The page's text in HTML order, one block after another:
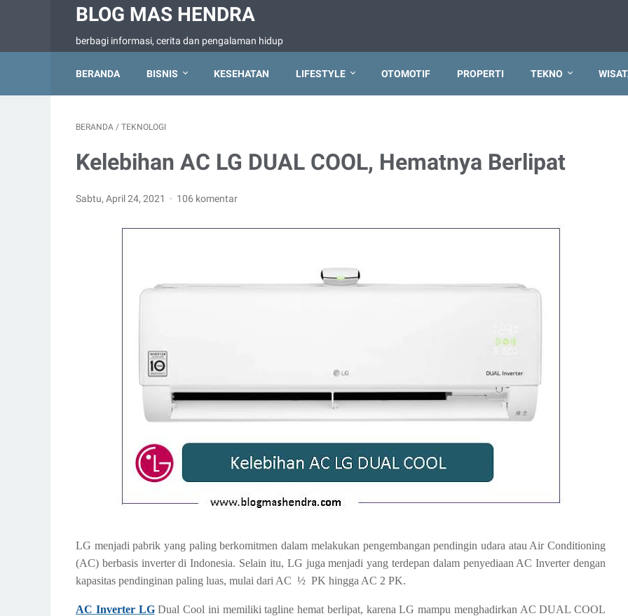
BLOG MAS HENDRA
berbagi informasi, cerita dan pengalaman hidup
BERANDA BISNIS KESEHATAN LIFESTYLE OTOMOTIF PROPERTI TEKNO
BERANDA / TEKNOLOGI
Kelebihan AC LG DUAL COOL, Hematnya Berlipat
Sabtu, April 24, 2021 106 komentar
LG menjadi pabrik yang paling berkomitmen dalam melakukan pengembangan pendingin udara atau Air Conditioning
(AC) berbasis inverter di Indonesia. Selain itu, LG juga menjadi yang terdepan dalam penyediaan AC Inverter dengan
kapasitas pendinginan paling luas, mulai dari AC ½ PK hingga AC 2 PK.
AC Inverter LGDual Cool ini memiliki tagline hemat berlipat, karena LG mampu menghadirkan AC DUAL COOL